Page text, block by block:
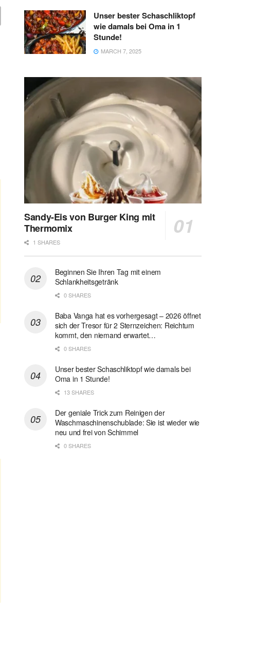
Unser bester Schaschliktopf
wie damals bei Oma in 1
Stunde!
MARCH 7, 2025
Sandy-Eis von Burger King mit
Thermomix
1 SHARES
Beginnen Sie Ihren Tag mit einem
Schlankheitsgetränk
0 SHARES
Baba Vanga hat es vorhergesagt – 2026 öffnet
sich der Tresor für 2 Sternzeichen: Reichtum
kommt, den niemand erwartet…
0 SHARES
Unser bester Schaschliktopf wie damals bei
Oma in 1 Stunde!
13 SHARES
Der geniale Trick zum Reinigen der
Waschmaschinenschublade: Sie ist wieder wie
neu und frei von Schimmel
0 SHARES